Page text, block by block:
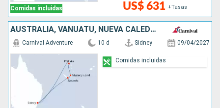
Comidas incluidas US$ 631 +Tasas
AUSTRALIA, VANUATU, NUEVA CALEDONIA
Carnival Adventure 10 d Sidney 09/04/2027
Comidas incluidas